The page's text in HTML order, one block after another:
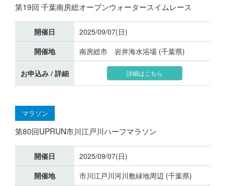
第19回 千葉南房総オープンウォータースイムレース
開催日
2025/09/07(日)
開催地
南房総市 岩井海水浴場 (千葉県)
お申込み / 詳細 詳細はこちら
マラソン
第80回UPRUN市川江戸川ハーフマラソン
開催日
2025/09/07(日)
開催地
市川江戸川河川敷緑地周辺 (千葉県)